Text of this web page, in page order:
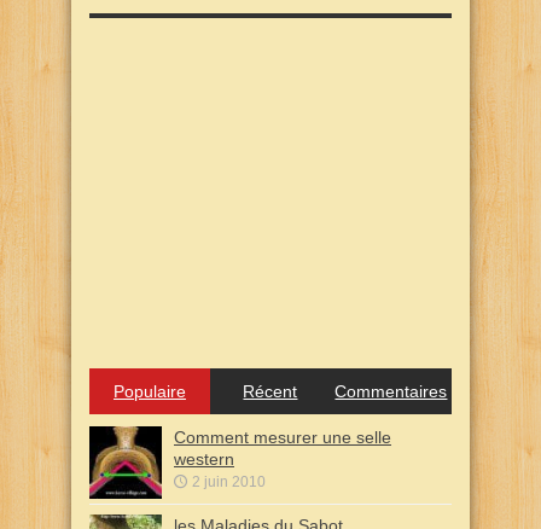
Populaire Récent Commentaires
Comment mesurer une selle
western
2 juin 2010